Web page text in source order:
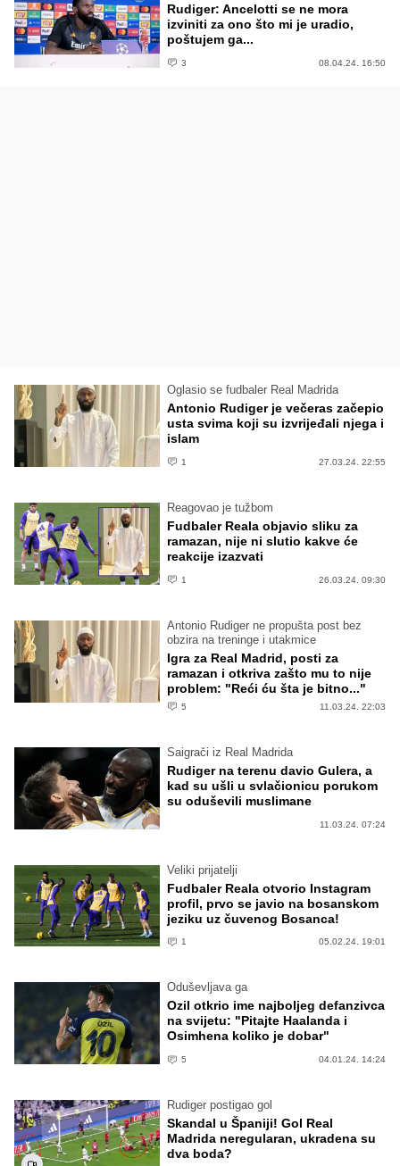
Rudiger: Ancelotti se ne mora
izviniti za ono što mi je uradio,
poštujem ga...
3 08.04.24. 16:50
Oglasio se fudbaler Real Madrida
Antonio Rudiger je večeras začepio
usta svima koji su izvrijeđali njega i
islam
1 27.03.24. 22:55
Reagovao je tužbom
Fudbaler Reala objavio sliku za
ramazan, nije ni slutio kakve će
reakcije izazvati
1 26.03.24. 09:30
Antonio Rudiger ne propušta post bez
obzira na treninge i utakmice
Igra za Real Madrid, posti za
ramazan i otkriva zašto mu to nije
problem: "Reći ću šta je bitno..."
5 11.03.24. 22:03
Saigrači iz Real Madrida
Rudiger na terenu davio Gulera, a
kad su ušli u svlačionicu porukom
su oduševili muslimane
11.03.24. 07:24
Veliki prijatelji
Fudbaler Reala otvorio Instagram
profil, prvo se javio na bosanskom
jeziku uz čuvenog Bosanca!
1 05.02.24. 19:01
Oduševljava ga
Ozil otkrio ime najboljeg defanzivca
na svijetu: "Pitajte Haalanda i
Osimhena koliko je dobar"
5 04.01.24. 14:24
Rudiger postigao gol
Skandal u Španiji! Gol Real
Madrida neregularan, ukradena su
dva boda?